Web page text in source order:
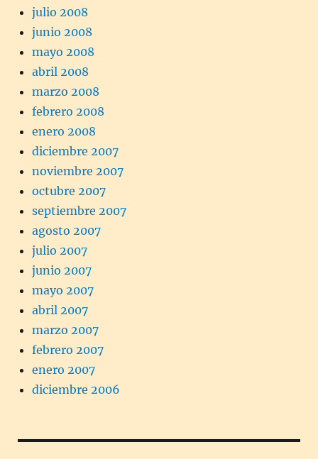
julio 2008
junio 2008
mayo 2008
abril 2008
marzo 2008
febrero 2008
enero 2008
diciembre 2007
noviembre 2007
octubre 2007
septiembre 2007
agosto 2007
julio 2007
junio 2007
mayo 2007
abril 2007
marzo 2007
febrero 2007
enero 2007
diciembre 2006